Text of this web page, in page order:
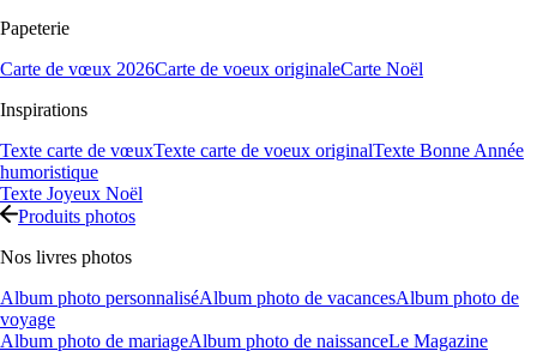
Papeterie
Carte de vœux 2026Carte de voeux originaleCarte Noël
Inspirations
Texte carte de vœuxTexte carte de voeux originalTexte Bonne Année
humoristique
Texte Joyeux Noël
Produits photos
Nos livres photos
Album photo personnaliséAlbum photo de vacancesAlbum photo de
voyage
Album photo de mariageAlbum photo de naissanceLe Magazine